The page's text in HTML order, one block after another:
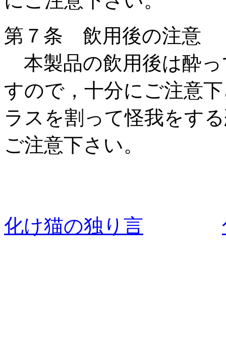
第７条 飲用後の注意
本製品の飲用後は酔
すので，十分にご注意
ラスを割って怪我をす
ご注意下さい。
化け猫の独り言